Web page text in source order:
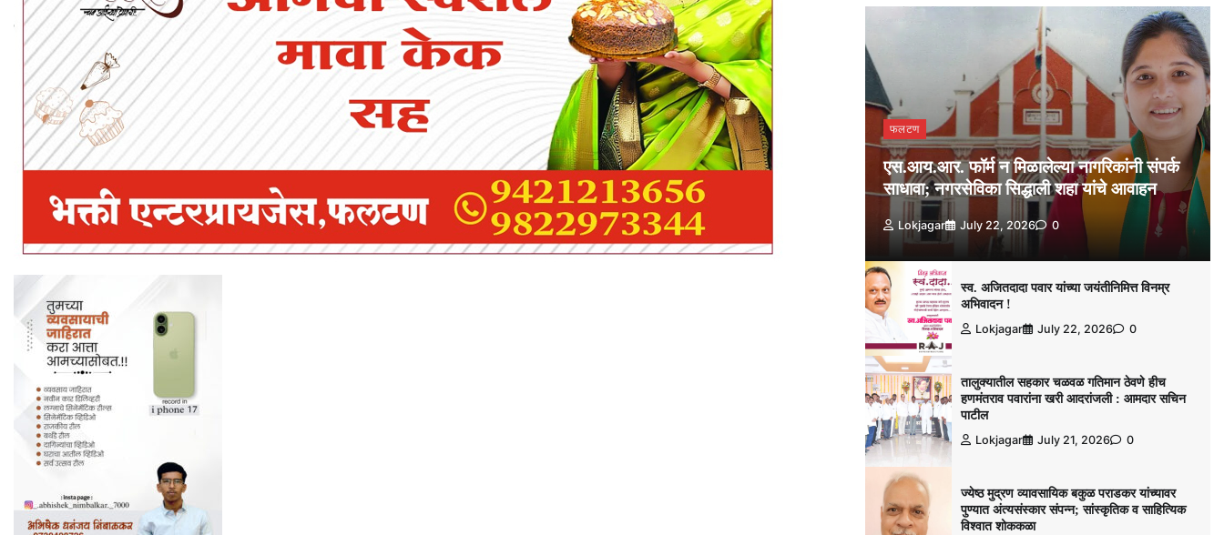
फलटण
एस.आय.आर. फॉर्म न मिळालेल्या नागरिकांनी संपर्क
साधावा; नगरसेविका सिद्धाली शहा यांचे आवाहन
Lokjagar July 22, 2026 0
स्व. अजितदादा पवार यांच्या जयंतीनिमित्त विनम्र
अभिवादन !
Lokjagar July 22, 2026 0
तालुक्यातील सहकार चळवळ गतिमान ठेवणे हीच
हणमंतराव पवारांना खरी आदरांजली : आमदार सचिन
पाटील
Lokjagar July 21, 2026 0
ज्येष्ठ मुद्रण व्यावसायिक बकुळ पराडकर यांच्यावर
पुण्यात अंत्यसंस्कार संपन्न; सांस्कृतिक व साहित्यिक
विश्‍वात शोककळा